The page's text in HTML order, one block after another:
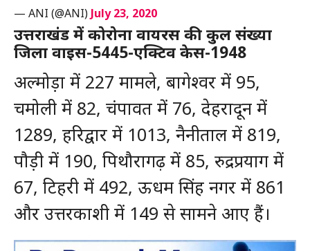
— ANI (@ANI) July 23, 2020
उत्तराखंड में कोरोना वायरस की कुल संख्या
जिला वाइस-5445-एक्टिव केस-1948
अल्मोड़ा में 227 मामले, बागेश्वर में 95,
चमोली में 82, चंपावत में 76, देहरादून में
1289, हरिद्वार में 1013, नैनीताल में 819,
पौड़ी में 190, पिथौरागढ़ में 85, रुद्रप्रयाग में
67, टिहरी में 492, ऊधम सिंह नगर में 861
और उत्तरकाशी में 149 से सामने आए हैं।